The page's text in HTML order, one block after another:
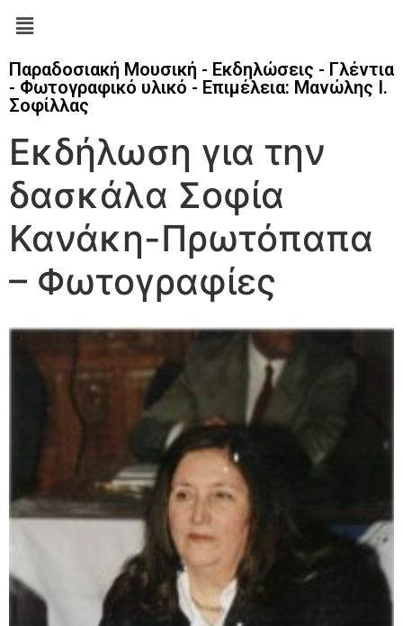
Παραδοσιακή Μουσική - Εκδηλώσεις - Γλέντια
- Φωτογραφικό υλικό - Επιμέλεια: Μανώλης Ι.
Σοφίλλας
Εκδήλωση για την
δασκάλα Σοφία
Κανάκη-Πρωτόπαπα
– Φωτογραφίες